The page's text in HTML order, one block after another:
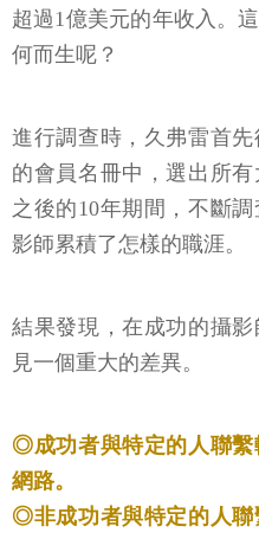
超過1億美元的年收入。
何而生呢？
進行調查時，久弗雷首先
的會員名冊中，選出所
之後的10年期間，不斷
影師累積了怎樣的職涯。
結果發現，在成功的攝
見一個重大的差異。
◎成功者與特定的人聯繫
網路。
◎非成功者與特定的人聯